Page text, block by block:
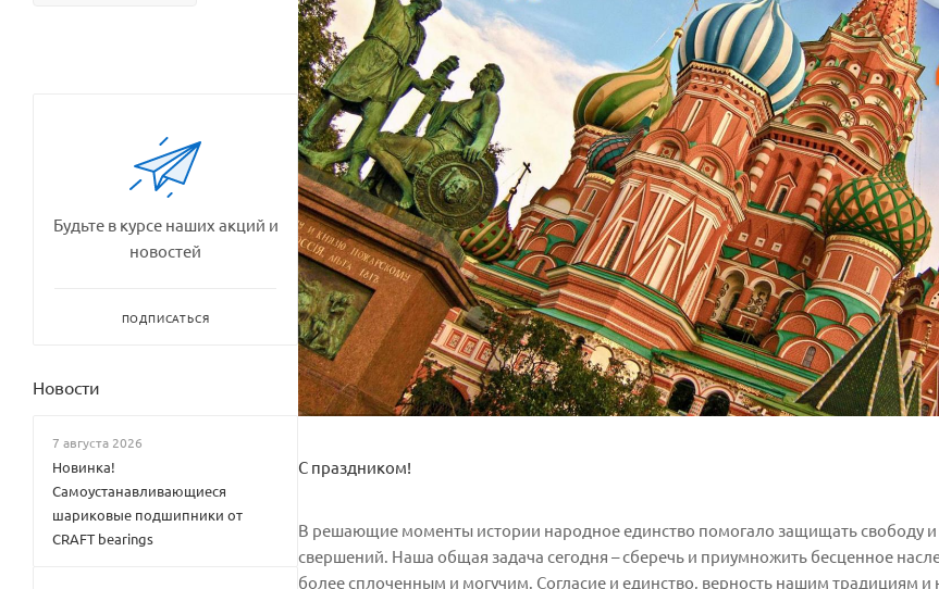
С праздником!
В решающие моменты истории народное единство помогало защищать свободу и
свершений. Наша общая задача сегодня – сберечь и приумножить бесценное
более сплоченным и могучим. Согласие и единство, верность нашим традициям
Будьте в курсе наших акций и
новостей
ПОДПИСАТЬСЯ
Новости
7 августа 2026
Новинка!
Самоустанавливающиеся
шариковые подшипники от
CRAFT bearings